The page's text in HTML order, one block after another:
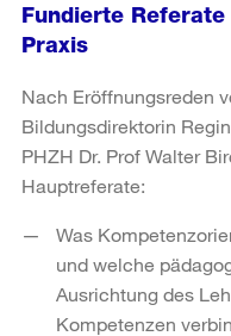
Fundierte
Praxis
Nach Eröffnungsreden
Bildungsdirektorin
PHZH Dr. Prof Walter
Hauptreferate:
Was
und welche
Ausrichtung des
Kompetenzen